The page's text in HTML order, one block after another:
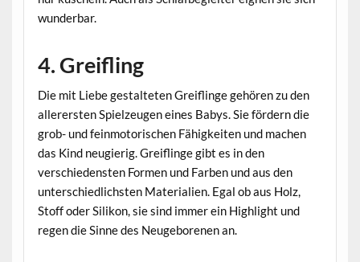
wunderbar.
4. Greifling
Die mit Liebe gestalteten Greiflinge gehören zu den
allerersten Spielzeugen eines Babys. Sie fördern die
grob- und feinmotorischen Fähigkeiten und machen
das Kind neugierig. Greiflinge gibt es in den
verschiedensten Formen und Farben und aus den
unterschiedlichsten Materialien. Egal ob aus Holz,
Stoff oder Silikon, sie sind immer ein Highlight und
regen die Sinne des Neugeborenen an.